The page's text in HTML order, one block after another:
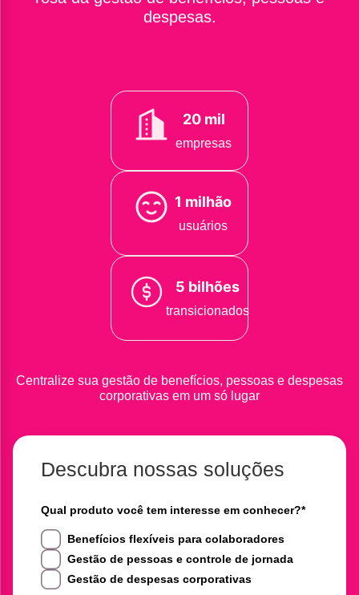
despesas.
20 mil
empresas
1 milhão
usuários
5 bilhões
transicionados
Centralize sua gestão de benefícios, pessoas e despesas
corporativas em um só lugar
Descubra nossas soluções
Qual produto você tem interesse em conhecer?*
Benefícios flexíveis para colaboradores
Gestão de pessoas e controle de jornada
Gestão de despesas corporativas